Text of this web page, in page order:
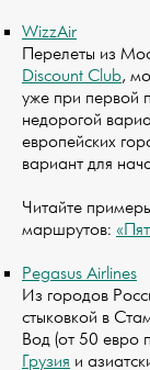
WizzAir
Перелеты из
Discount Club,
уже при первой
недорогой
европейских
вариант для
Читайте
маршрутов:
Pegasus Airlines
Из городов
стыковкой в
Вод (от 50 евро
Грузия и